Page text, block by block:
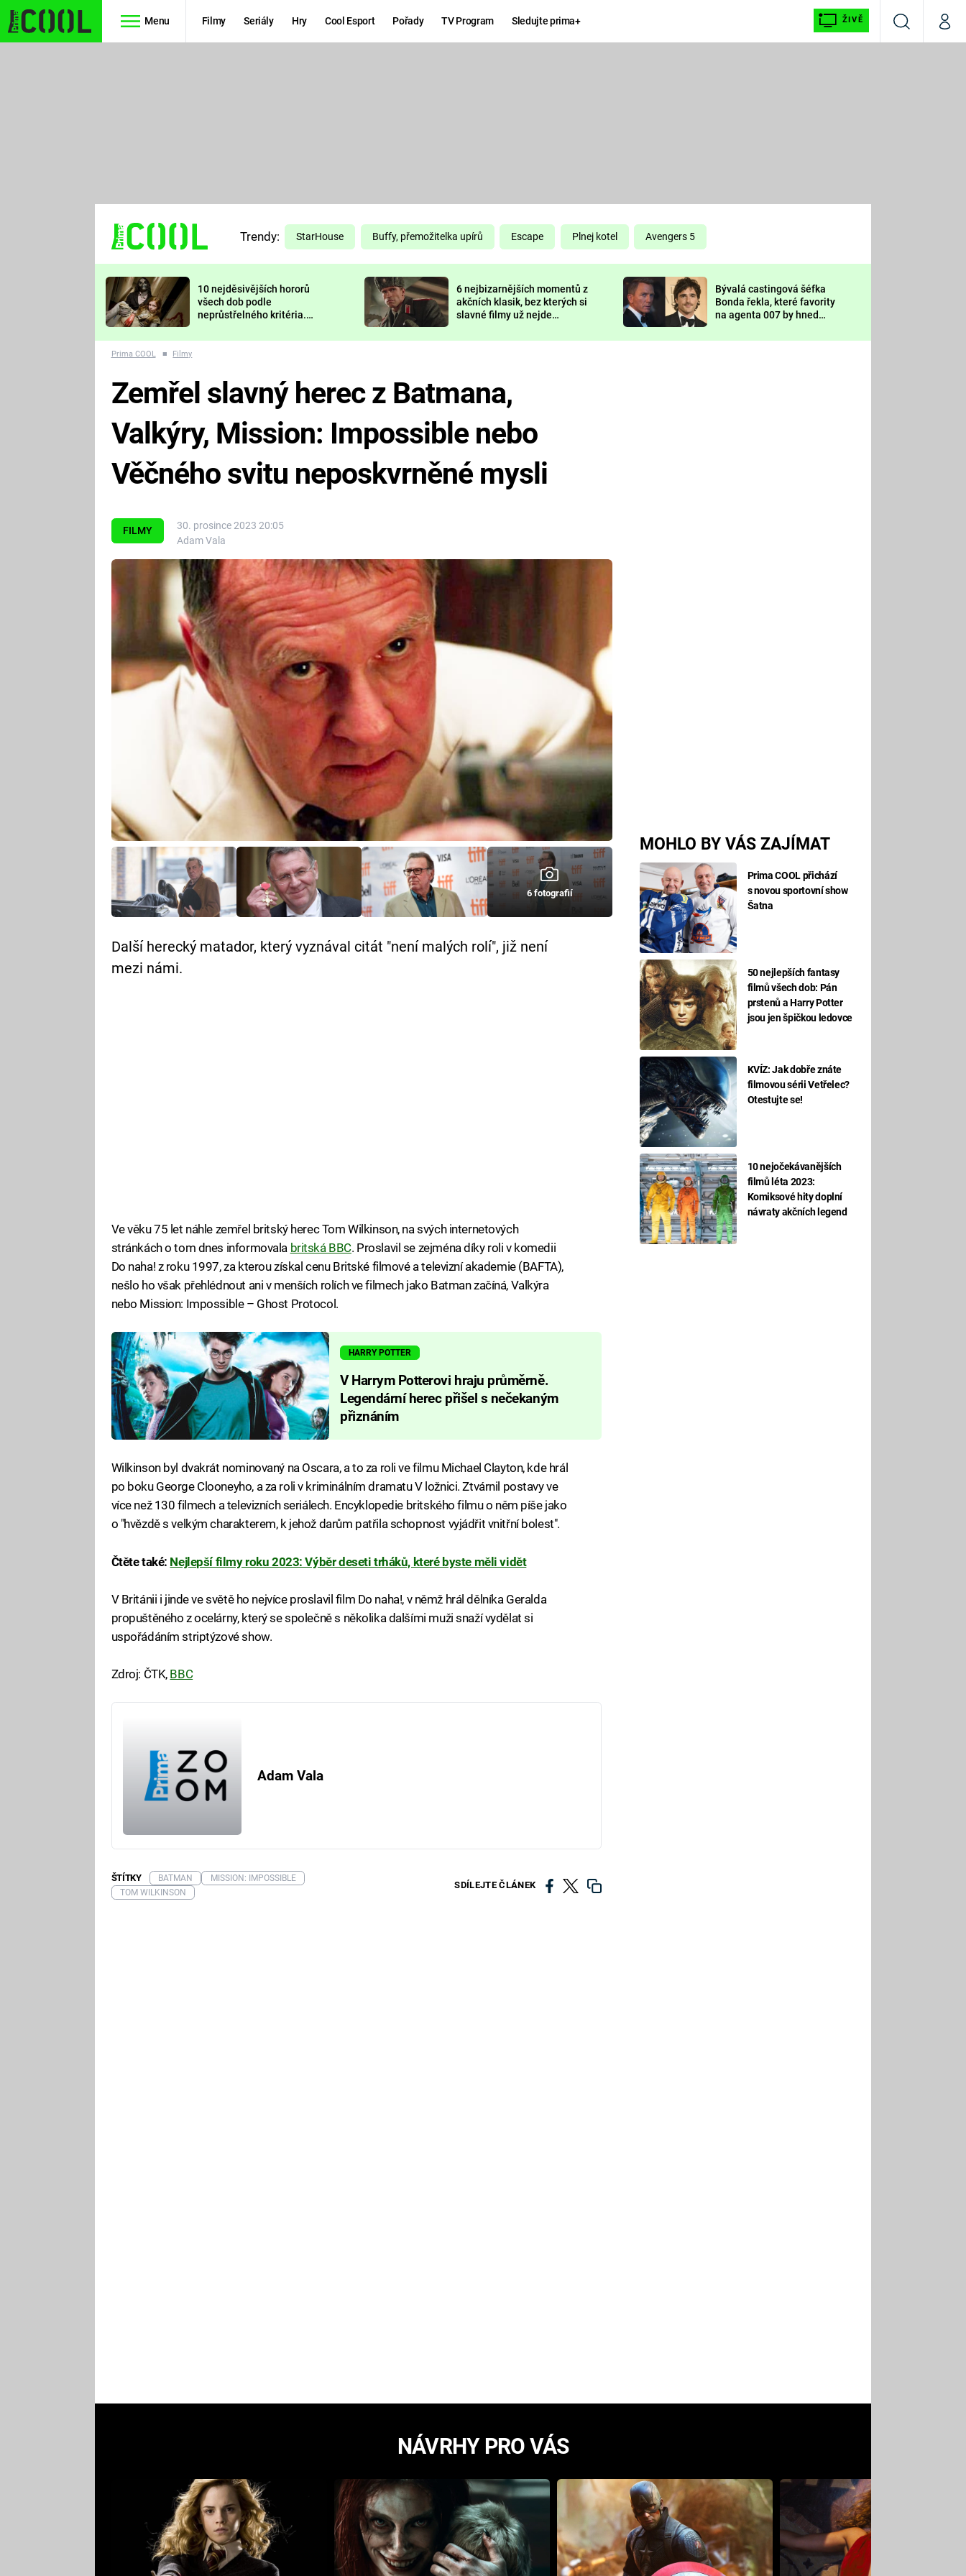
Menu Filmy Seriály Hry Cool Esport Pořady TV Program Sledujte prima+ ŽIVĚ
VyhledáváníMůj
TŘESKU
FUTURAMA
PREDÁTOR
DELIVERANCE
KOMEDIE
CHUCK
NORRIS
DEADPOOL
Prima LAJK
Sledujte nás
Trendy: StarHouse Buffy, přemožitelka upírů Escape Plnej kotel Avengers 5
10 nejděsivějších hororů
všech dob podle
neprůstřelného kritéria.
nejvíc zvednou tep?
6 nejbizarnějších momentů z
akčních klasik, bez kterých si
slavné filmy už nejde
Bývalá castingová šéfka
Bonda řekla, které favority
na agenta 007 by hned
Prima COOL ■ Filmy
FILMY
30. prosince 2023 20:05
Adam Vala
MOHLO BY VÁS ZAJÍMAT
Prima COOL přichází
s novou sportovní show
Šatna
50 nejlepších fantasy
filmů všech dob: Pán
prstenů a Harry Potter
jsou jen špičkou ledovce
KVÍZ: Jak dobře znáte
filmovou sérii Vetřelec?
Otestujte se!
10 nejočekávanějších
filmů léta 2023:
Komiksové hity doplní
návraty akčních legend
Zemřel slavný herec z Batmana,
Valkýry, Mission: Impossible nebo
Věčného svitu neposkvrněné mysli
6 fotografií
Další herecký matador, který vyznával citát "není malých rolí", již není
mezi námi.
Ve věku 75 let náhle zemřel britský herec Tom Wilkinson, na svých internetových
stránkách o tom dnes informovala britská BBC. Proslavil se zejména díky roli v komedii
Do naha! z roku 1997, za kterou získal cenu Britské filmové a televizní akademie (BAFTA),
nešlo ho však přehlédnout ani v menších rolích ve filmech jako Batman začíná, Valkýra
nebo Mission: Impossible – Ghost Protocol.
HARRY POTTER
V Harrym Potterovi hraju průměrně.
Legendární herec přišel s nečekaným
přiznáním
Wilkinson byl dvakrát nominovaný na Oscara, a to za roli ve filmu Michael Clayton, kde hrál
po boku George Clooneyho, a za roli v kriminálním dramatu V ložnici. Ztvárnil postavy ve
více než 130 filmech a televizních seriálech. Encyklopedie britského filmu o něm píše jako
o "hvězdě s velkým charakterem, k jehož darům patřila schopnost vyjádřit vnitřní bolest".
Čtěte také: Nejlepší filmy roku 2023: Výběr deseti trháků, které byste měli vidět
V Británii i jinde ve světě ho nejvíce proslavil film Do naha!, v němž hrál dělníka Geralda
propuštěného z ocelárny, který se společně s několika dalšími muži snaží vydělat si
uspořádáním striptýzové show.
Zdroj: ČTK, BBC
Adam Vala
SDÍLEJTE ČLÁNEK
ŠTÍTKY BATMAN
MISSION: IMPOSSIBLE
TOM WILKINSON
NÁVRHY PRO VÁS